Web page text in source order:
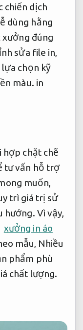
chiến dịch
dùng hằng
đúng
sửa file in,
lựa chọn kỹ
màu. in
hợp chặt chẽ
tư vấn hỗ trợ
muốn,
trì giá trị sử
hướng. Vì vậy,
xưởng in áo
mẫu, Nhiều
phẩm phù
chất lượng.